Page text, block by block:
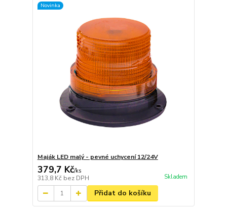
Novinka
Maják LED malý - pevné uchycení 12/24V
379,7 Kč/ks
313,8 Kč bez DPH Skladem
Přidat do košíku